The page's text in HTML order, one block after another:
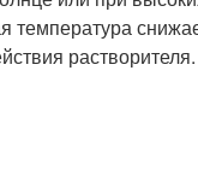
температура
растворителя.